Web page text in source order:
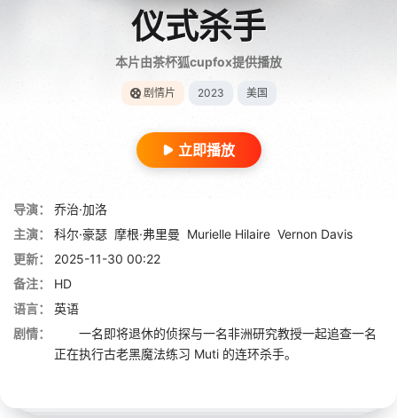
仪式杀手
本片由茶杯狐cupfox提供播放
剧情片 2023 美国
立即播放
导演：
乔治·加洛
主演：
科尔·豪瑟 摩根·弗里曼 Murielle Hilaire Vernon Davis
更新：
2025-11-30 00:22
备注：
HD
语言：
英语
剧情：
一名即将退休的侦探与一名非洲研究教授一起追查一名
正在执行古老黑魔法练习 Muti 的连环杀手。